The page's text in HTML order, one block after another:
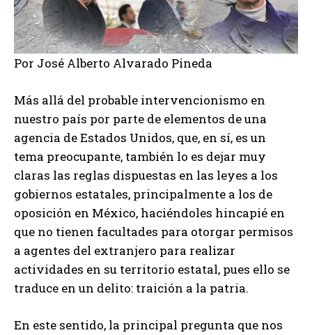
Por José Alberto Alvarado Pineda
Más allá del probable intervencionismo en
nuestro país por parte de elementos de una
agencia de Estados Unidos, que, en sí, es un
tema preocupante, también lo es dejar muy
claras las reglas dispuestas en las leyes a los
gobiernos estatales, principalmente a los de
oposición en México, haciéndoles hincapié en
que no tienen facultades para otorgar permisos
a agentes del extranjero para realizar
actividades en su territorio estatal, pues ello se
traduce en un delito: traición a la patria.
En este sentido, la principal pregunta que nos